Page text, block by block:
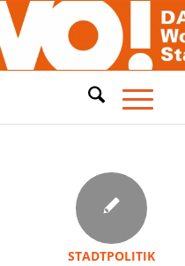
STADTPOLITIK